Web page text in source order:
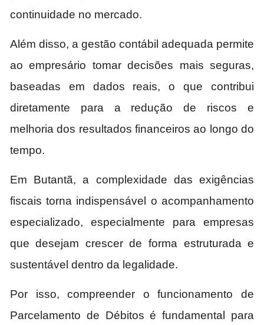
continuidade no mercado.
Além disso, a gestão contábil adequada permite
ao empresário tomar decisões mais seguras,
baseadas em dados reais, o que contribui
diretamente para a redução de riscos e
melhoria dos resultados financeiros ao longo do
tempo.
Em Butantã, a complexidade das exigências
fiscais torna indispensável o acompanhamento
especializado, especialmente para empresas
que desejam crescer de forma estruturada e
sustentável dentro da legalidade.
Por isso, compreender o funcionamento de
Parcelamento de Débitos é fundamental para